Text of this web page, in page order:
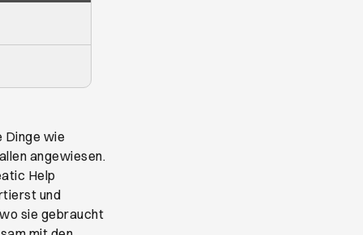
Dinge wie
angewiesen.
Help
und
sie gebraucht